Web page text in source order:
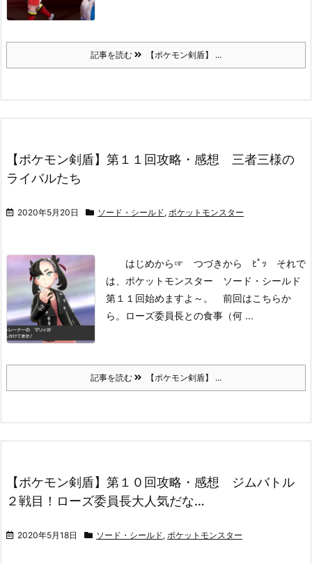
記事を読む 【ポケモン剣盾】 ...
【ポケモン剣盾】第１１回攻略・感想 三者三様の
ライバルたち
2020年5月20日 ソード・シールド, ポケットモンスター
はじめから☞ つづきから ﾋﾟｯ
それで
は、ポケットモンスター ソード・シールド
第１１回始めますよ～。
前回はこちらか
ら。
ローズ委員長との食事（何 ...
記事を読む 【ポケモン剣盾】 ...
【ポケモン剣盾】第１０回攻略・感想 ジムバトル
２戦目！ローズ委員長大人気だな…
2020年5月18日 ソード・シールド, ポケットモンスター